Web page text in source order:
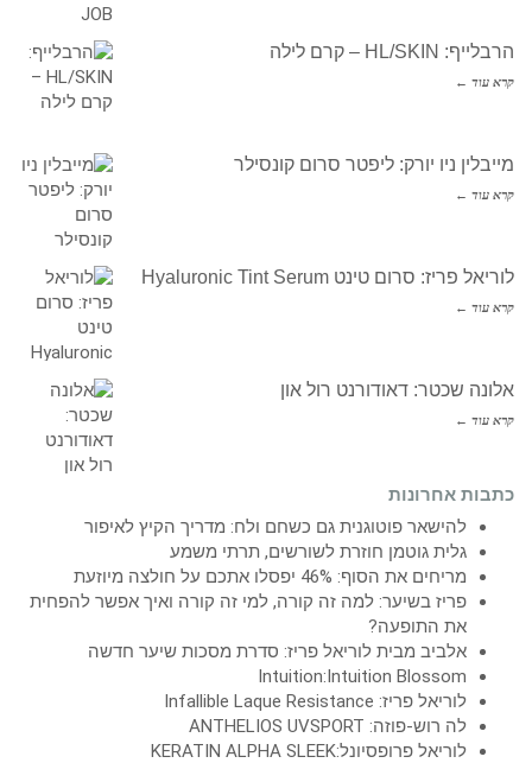
הרבלייף: HL/SKIN – קרם לילה
קרא עוד ←
מייבלין ניו יורק: ליפטר סרום קונסילר
קרא עוד ←
לוריאל פריז: סרום טינט Hyaluronic Tint Serum
קרא עוד ←
אלונה שכטר: דאודורנט רול און
קרא עוד ←
כתבות אחרונות
להישאר פוטוגנית גם כשחם ולח: מדריך הקיץ לאיפור
גלית גוטמן חוזרת לשורשים, תרתי משמע
מריחים את הסוף: 46% יפסלו אתכם על חולצה מיוזעת
פריז בשיער: למה זה קורה, למי זה קורה ואיך אפשר להפחית
את התופעה?
אלביב מבית לוריאל פריז: סדרת מסכות שיער חדשה
Intuition:Intuition Blossom
לוריאל פריז: Infallible Laque Resistance
לה רוש-פוזה: ANTHELIOS UVSPORT
לוריאל פרופסיונל:KERATIN ALPHA SLEEK